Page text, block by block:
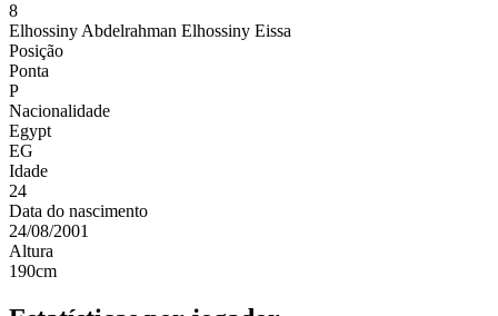
8
Elhossiny Abdelrahman Elhossiny Eissa
Posição
Ponta
P
Nacionalidade
Egypt
EG
Idade
24
Data do nascimento
24/08/2001
Altura
190cm